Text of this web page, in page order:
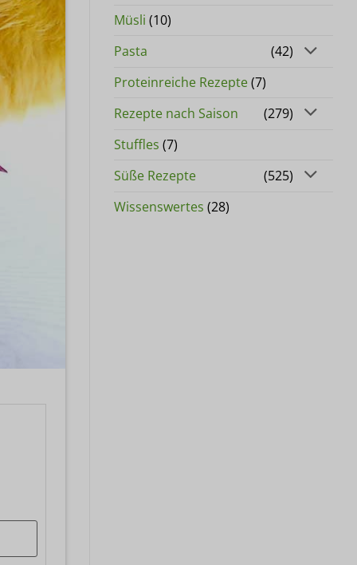
Müsli (10)
Pasta
(42)
Proteinreiche Rezepte(7)
Rezepte nach Saison
(279)
Stuffles (7)
Süße Rezepte
(525)
Wissenswertes (28)